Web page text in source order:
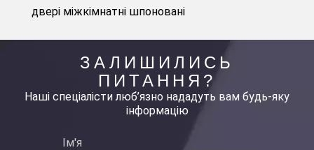
двері міжкімнатні шпоновані
ЗАЛИШИЛИСЬ
ПИТАННЯ?
Наші спеціалісти люб’язно нададуть вам будь-яку
інформацію